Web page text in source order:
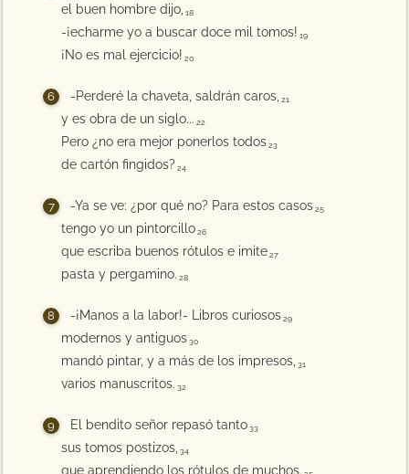
el buen hombre dijo, 18
-¡echarme yo a buscar doce mil tomos! 19
¡No es mal ejercicio! 20
-Perderé la chaveta, saldrán caros, 21
y es obra de un siglo... 22
Pero ¿no era mejor ponerlos todos 23
de cartón fingidos? 24
-Ya se ve: ¿por qué no? Para estos casos 25
tengo yo un pintorcillo 26
que escriba buenos rótulos e imite 27
pasta y pergamino. 28
-¡Manos a la labor!- Libros curiosos 29
modernos y antiguos 30
mandó pintar, y a más de los impresos, 31
varios manuscritos. 32
El bendito señor repasó tanto 33
sus tomos postizos, 34
que aprendiendo los rótulos de muchos,